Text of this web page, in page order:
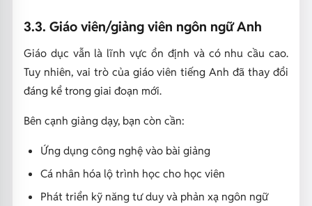
3.3. Giáo viên/giảng viên ngôn ngữ Anh
Giáo dục vẫn là lĩnh vực ổn định và có nhu cầu cao.
Tuy nhiên, vai trò của giáo viên tiếng Anh đã thay đổi
đáng kể trong giai đoạn mới.
Bên cạnh giảng dạy, bạn còn cần:
Ứng dụng công nghệ vào bài giảng
Cá nhân hóa lộ trình học cho học viên
Phát triển kỹ năng tư duy và phản xạ ngôn ngữ